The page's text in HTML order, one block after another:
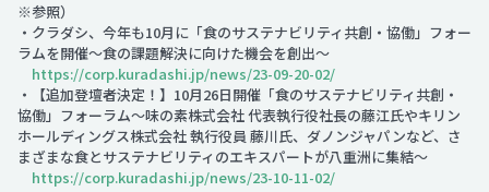
※参照）
・クラダシ、今年も10月に「食のサステナビリティ共創・協働」フォー
ラムを開催～食の課題解決に向けた機会を創出～
https://corp.kuradashi.jp/news/23-09-20-02/
・【追加登壇者決定！】10月26日開催「食のサステナビリティ共創・
協働」フォーラム～味の素株式会社 代表執行役社長の藤江氏やキリン
ホールディングス株式会社 執行役員 藤川氏、ダノンジャパンなど、さ
まざまな食とサステナビリティのエキスパートが八重洲に集結～
https://corp.kuradashi.jp/news/23-10-11-02/